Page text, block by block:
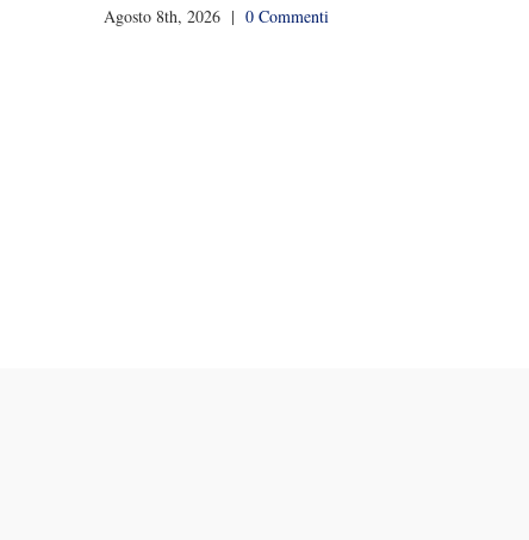
Agosto 8th, 2026 | 0 Commenti